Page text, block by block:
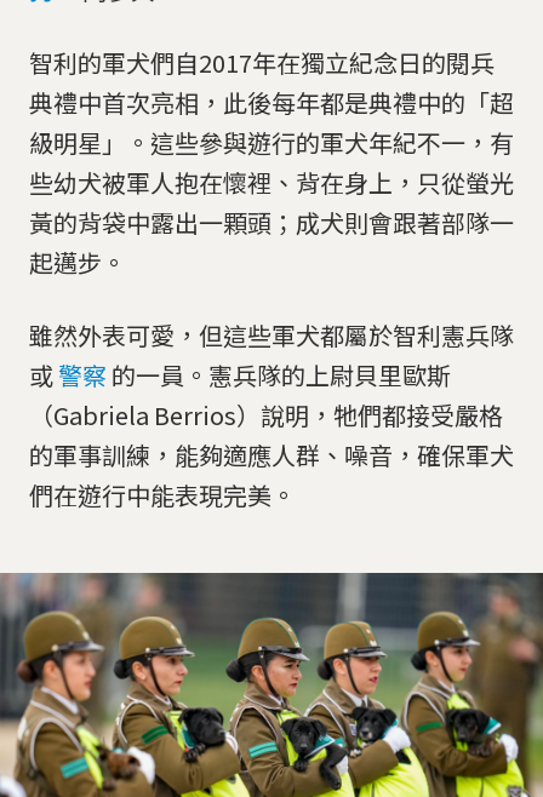
智利的軍犬們自2017年在獨立紀念日的閱兵
典禮中首次亮相，此後每年都是典禮中的「超
級明星」。這些參與遊行的軍犬年紀不一，有
些幼犬被軍人抱在懷裡、背在身上，只從螢光
黃的背袋中露出一顆頭；成犬則會跟著部隊一
起邁步。
雖然外表可愛，但這些軍犬都屬於智利憲兵隊
或警察 的一員。憲兵隊的上尉貝里歐斯
（Gabriela Berrios）說明，牠們都接受嚴格
的軍事訓練，能夠適應人群、噪音，確保軍犬
們在遊行中能表現完美。